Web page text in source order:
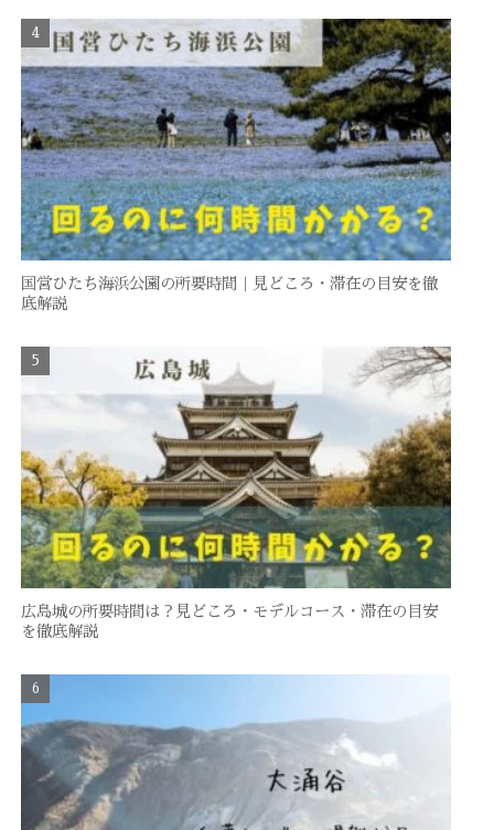
国営ひたち海浜公園の所要時間｜見どころ・滞在の目安を徹
底解説
広島城の所要時間は？見どころ・モデルコース・滞在の目安
を徹底解説